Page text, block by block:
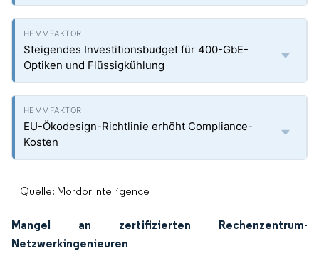
Steigendes Investitionsbudget für 400-GbE-
Optiken und Flüssigkühlung
EU-Ökodesign-Richtlinie erhöht Compliance-
Kosten
Quelle: Mordor Intelligence
Mangel an zertifizierten Rechenzentrum-
Netzwerkingenieuren